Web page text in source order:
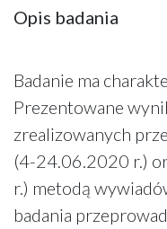
Opis badania
Badanie ma
Prezentowane
zrealizowanych
(4-24.06.2020 r.)
r.) metodą
badania